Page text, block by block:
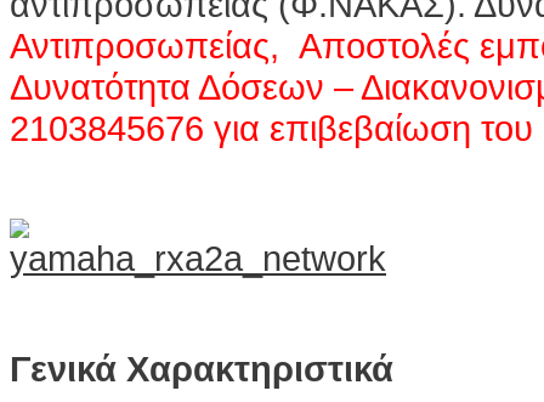
Αντιπροσωπείας, Αποστολές
Δυνατότητα Δόσεων –
2103845676 για επιβεβαίωση του
Γενικά Χαρακτηριστικά